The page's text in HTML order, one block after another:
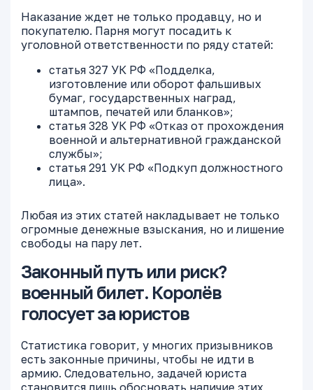
Наказание ждет не только продавцу, но и
покупателю. Парня могут посадить к
уголовной ответственности по ряду статей:
статья 327 УК РФ «Подделка,
изготовление или оборот фальшивых
бумаг, государственных наград,
штампов, печатей или бланков»;
статья 328 УК РФ «Отказ от прохождения
военной и альтернативной гражданской
службы»;
статья 291 УК РФ «Подкуп должностного
лица».
Любая из этих статей накладывает не только
огромные денежные взыскания, но и лишение
свободы на пару лет.
Законный путь или риск?
военный билет. Королёв
голосует за юристов
Статистика говорит, у многих призывников
есть законные причины, чтобы не идти в
армию. Следовательно, задачей юриста